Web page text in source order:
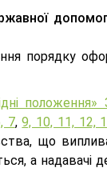
порядку
7,9, 10, 11, 12,
що
а надавачі